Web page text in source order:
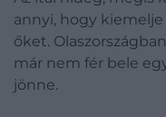
annyi, hogy
őket.
már nem fér bele
jönne.